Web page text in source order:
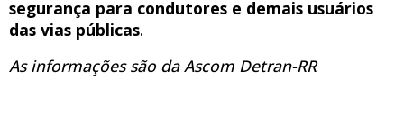
segurança para condutores e demais usuários
das vias públicas.
As informações são da Ascom Detran-RR